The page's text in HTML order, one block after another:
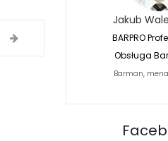
Jakub
BARPRO
Obsługa
Barman,